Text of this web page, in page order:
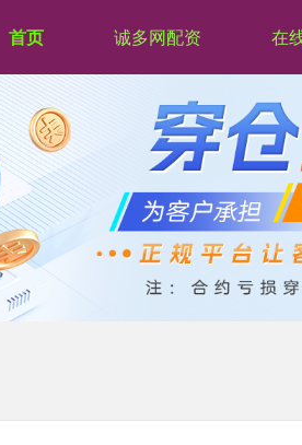
首页 诚多网配资 在